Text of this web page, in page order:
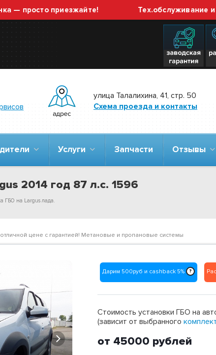
приезжайте! Тех.обслуживание и
улица Талалихина, 41, стр. 50
Схема проезда и контакты
Услуги Запчасти Отзывы
2014 год 87 л.с. 1596
ГБО на Largus лада.
цене с гарантией! Метановые и пропановые системы
Next
Дарим 500руб и cashback 5% ?
Стоимость установки ГБО на
(зависит от выбранного
от 45000 рублей